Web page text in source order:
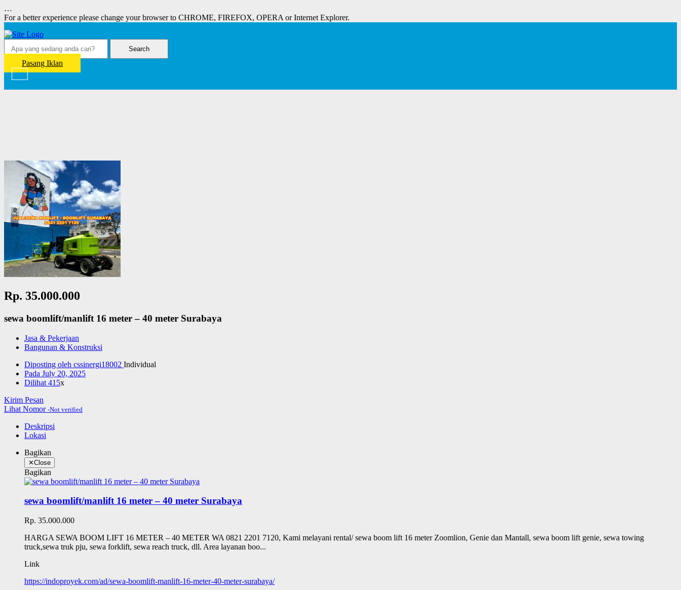
…
For a better experience please change your browser to CHROME, FIREFOX, OPERA or Internet Explorer.
Search
Pasang Iklan
Rp. 35.000.000
sewa boomlift/manlift 16 meter – 40 meter Surabaya
Jasa & Pekerjaan
Bangunan & Konstruksi
Diposting oleh cssinergi18002 Individual
Pada July 20, 2025
Dilihat 415x
Kirim Pesan
Lihat Nomor -Not verified
Deskripsi
Lokasi
Bagikan
✕Close
Bagikan
sewa boomlift/manlift 16 meter – 40 meter Surabaya
Rp. 35.000.000
HARGA SEWA BOOM LIFT 16 METER – 40 METER WA 0821 2201 7120, Kami melayani rental/ sewa boom lift 16 meter Zoomlion, Genie dan Mantall, sewa boom lift genie, sewa towing
truck,sewa truk pju, sewa forklift, sewa reach truck, dll. Area layanan boo...
Link
https://indoproyek.com/ad/sewa-boomlift-manlift-16-meter-40-meter-surabaya/